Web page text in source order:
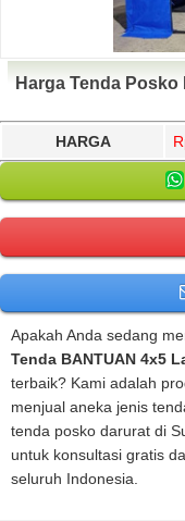
Harga Tenda Posko
HARGA
Apakah Anda sedang
Tenda BANTUAN 4x5
terbaik? Kami adalah
menjual aneka jenis
tenda posko darurat di
untuk konsultasi gratis
seluruh Indonesia.